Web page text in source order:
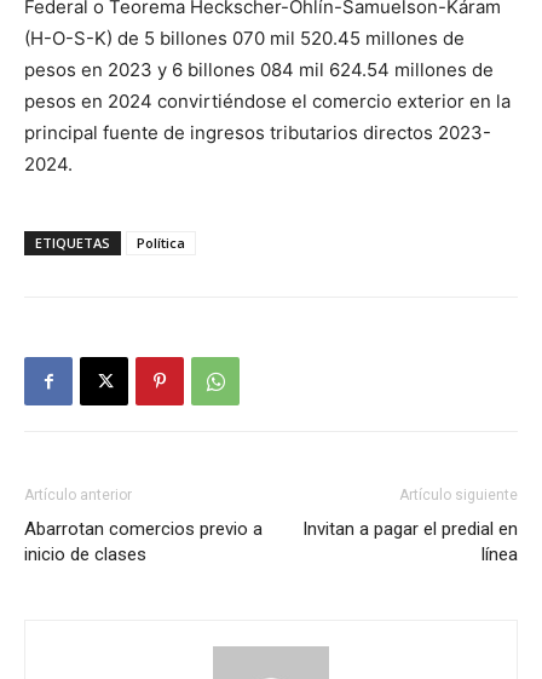
Federal o Teorema Heckscher-Ohlín-Samuelson-Káram
(H-O-S-K) de 5 billones 070 mil 520.45 millones de
pesos en 2023 y 6 billones 084 mil 624.54 millones de
pesos en 2024 convirtiéndose el comercio exterior en la
principal fuente de ingresos tributarios directos 2023-
2024.
ETIQUETAS Política
Artículo anterior
Abarrotan comercios previo a
inicio de clases
Artículo siguiente
Invitan a pagar el predial en
línea